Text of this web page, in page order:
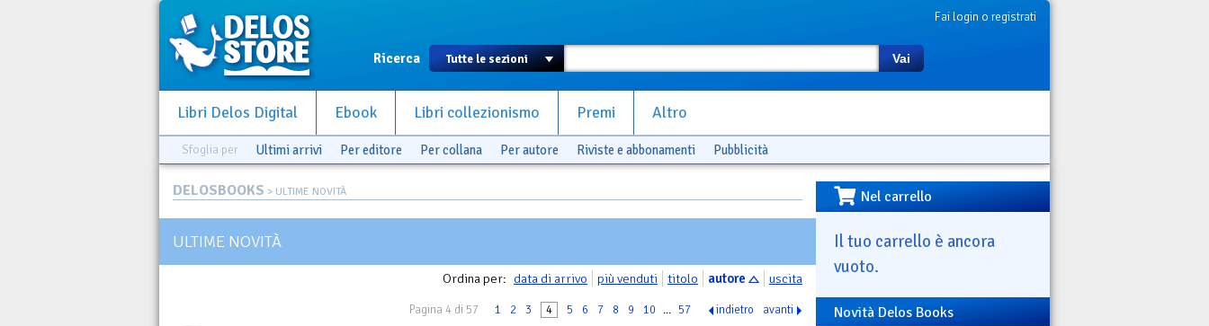
Fai login o registrati
Ricerca Vai
Libri Delos Digital Ebook Libri collezionismo Premi Altro
Sfoglia per Ultimi arrivi Per editore Per collana Per autore Riviste e abbonamenti Pubblicità
DELOSBOOKS > ULTIME NOVITÀ
ULTIME NOVITÀ
Ordina per: data di arrivo più venduti titolo autore uscita
Pagina 4 di 57 1 2 3 4 5 6 7 8 9 10 ... 57 indietro avanti
Nel carrello
Il tuo carrello è ancora
vuoto.
Novità Delos Books